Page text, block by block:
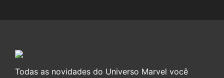
Todas as novidades do Universo Marvel você